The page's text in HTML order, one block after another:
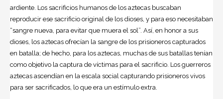
ardiente. Los sacrificios humanos de los aztecas buscaban
reproducir ese sacrificio original de los dioses, y para eso necesitaban
“sangre nueva, para evitar que muera el sol”. Así, en honor a sus
dioses, los aztecas ofrecían la sangre de los prisioneros capturados
en batalla; de hecho, para los aztecas, muchas de sus batallas tenían
como objetivo la captura de víctimas para el sacrificio. Los guerreros
aztecas ascendían en la escala social capturando prisioneros vivos
para ser sacrificados, lo que era un estímulo extra.